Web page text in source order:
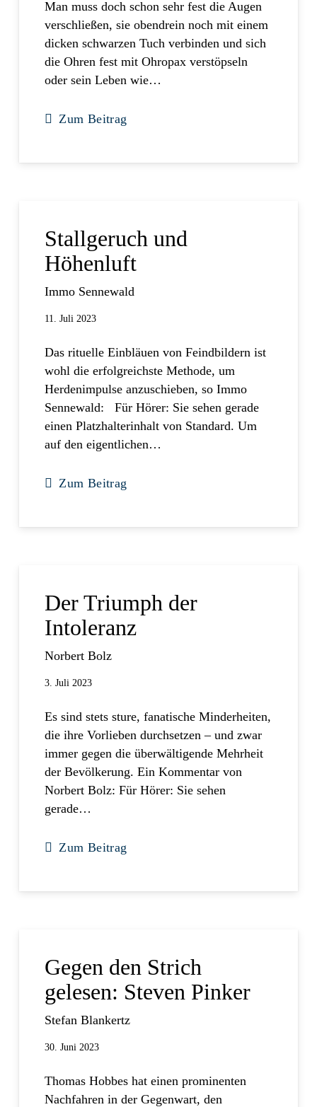
Man muss doch schon sehr fest die Augen
verschließen, sie obendrein noch mit einem
dicken schwarzen Tuch verbinden und sich
die Ohren fest mit Ohropax verstöpseln
oder sein Leben wie…
Zum Beitrag
Stallgeruch und
Höhenluft
Immo Sennewald
11. Juli 2023
Das rituelle Einbläuen von Feindbildern ist
wohl die erfolgreichste Methode, um
Herdenimpulse anzuschieben, so Immo
Sennewald: Für Hörer: Sie sehen gerade
einen Platzhalterinhalt von Standard. Um
auf den eigentlichen…
Zum Beitrag
Der Triumph der
Intoleranz
Norbert Bolz
3. Juli 2023
Es sind stets sture, fanatische Minderheiten,
die ihre Vorlieben durchsetzen – und zwar
immer gegen die überwältigende Mehrheit
der Bevölkerung. Ein Kommentar von
Norbert Bolz: Für Hörer: Sie sehen
gerade…
Zum Beitrag
Gegen den Strich
gelesen: Steven Pinker
Stefan Blankertz
30. Juni 2023
Thomas Hobbes hat einen prominenten
Nachfahren in der Gegenwart, den